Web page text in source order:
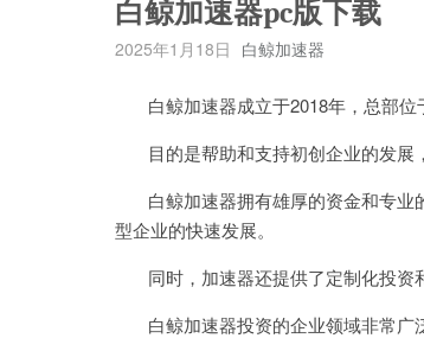
白鲸加速器pc版下载
2025年1月18日 白鲸加速器
白鲸加速器成立于2018年，总部位
目的是帮助和支持初创企业的发展
白鲸加速器拥有雄厚的资金和专业
型企业的快速发展。
同时，加速器还提供了定制化投资
白鲸加速器投资的企业领域非常广